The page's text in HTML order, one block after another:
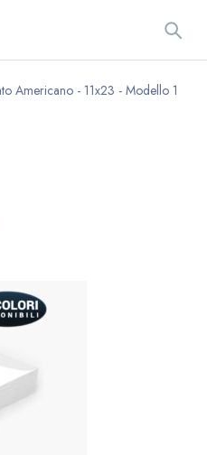
Americano - 11x23 - Modello 1